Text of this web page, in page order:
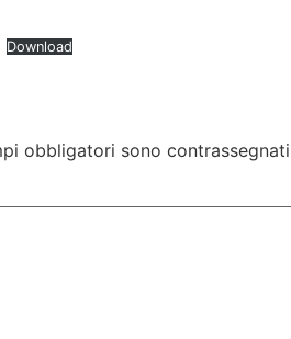
Download
obbligatori sono contrassegnati